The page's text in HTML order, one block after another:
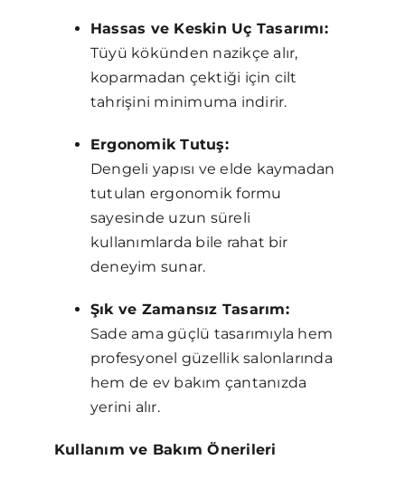
Hassas ve Keskin Uç Tasarımı:
Tüyü kökünden nazikçe alır,
koparmadan çektiği için cilt
tahrişini minimuma indirir.
Ergonomik Tutuş:
Dengeli yapısı ve elde kaymadan
tutulan ergonomik formu
sayesinde uzun süreli
kullanımlarda bile rahat bir
deneyim sunar.
Şık ve Zamansız Tasarım:
Sade ama güçlü tasarımıyla hem
profesyonel güzellik salonlarında
hem de ev bakım çantanızda
yerini alır.
Kullanım ve Bakım Önerileri